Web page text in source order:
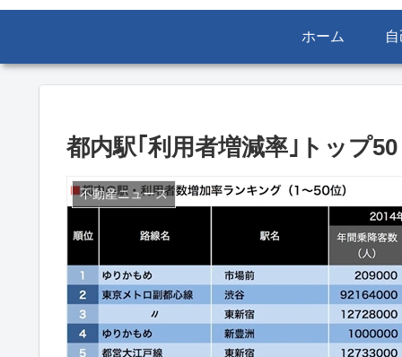
ホーム
都内駅｢利用者増減率｣トップ50
不動産ニュース